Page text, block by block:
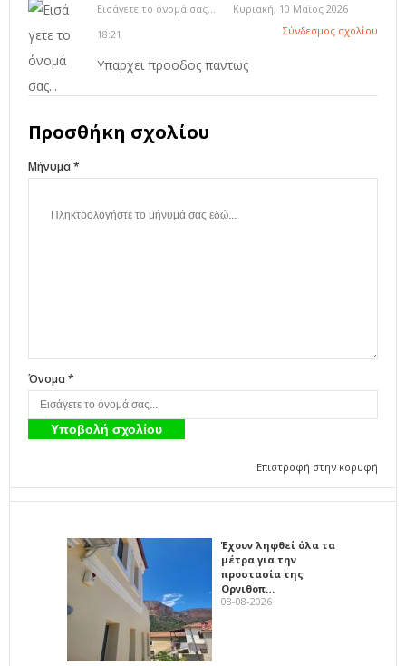
Εισάγετε το όνομά σας...
Κυριακή, 10 Μαϊος 2026
18:21
Σύνδεσμος σχολίου
Υπαρχει προοδος παντως
Προσθήκη σχολίου
Μήνυμα *
Όνομα *
Επιστροφή στην κορυφή
Έχουν ληφθεί όλα τα
μέτρα για την
προστασία της
Ορνιθοπ…
08-08-2026